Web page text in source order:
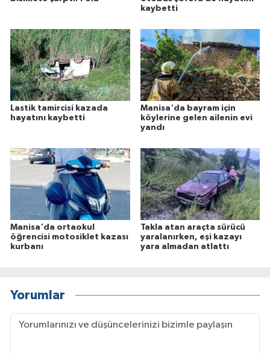
kaybetti
Lastik tamircisi kazada
hayatını kaybetti
Manisa'da bayram için
köylerine gelen ailenin evi
yandı
Manisa'da ortaokul
öğrencisi motosiklet kazası
kurbanı
Takla atan araçta sürücü
yaralanırken, eşi kazayı
yara almadan atlattı
Yorumlar